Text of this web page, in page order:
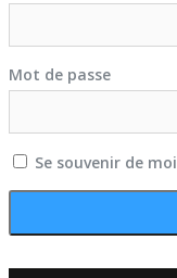
Mot de passe
Se souvenir de moi